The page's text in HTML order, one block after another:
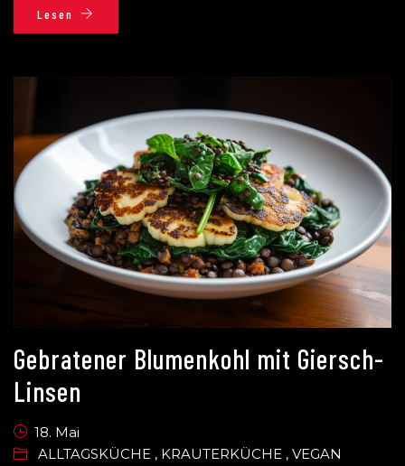
Lesen
Gebratener Blumenkohl mit Giersch-
Linsen
18. Mai
ALLTAGSKÜCHE , KRAUTERKÜCHE , VEGAN